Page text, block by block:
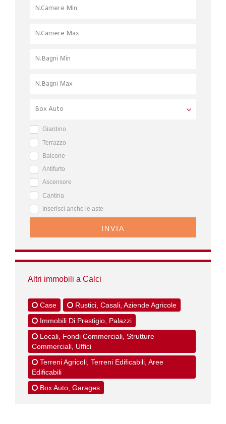
Giardino
Terrazzo
Balcone
Antifurto
Ascensore
Cantina
Inserisci anche le aste
INVIA
Altri immobili a Calci
Case
Rustici, Casali, Aziende Agricole
Immobili Di Prestigio, Palazzi
Locali, Fondi Commerciali, Strutture
Commerciali, Uffici
Terreni Agricoli, Terreni Edificabili, Aree
Edificabili
Box Auto, Garages